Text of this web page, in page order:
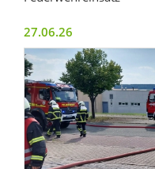
27.06.26